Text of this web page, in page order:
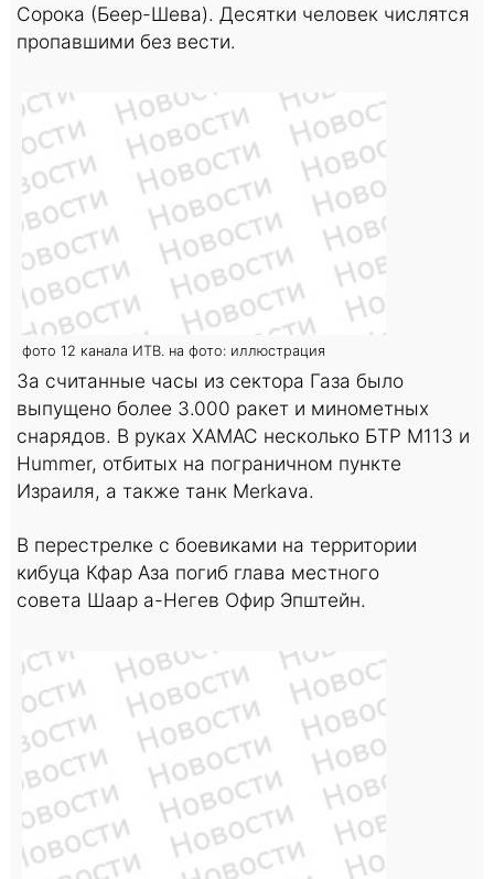
Сорока (Беер-Шева). Десятки человек числятся
пропавшими без вести.
фото 12 канала ИТВ. на фото: иллюстрация
За считанные часы из сектора Газа было
выпущено более 3.000 ракет и минометных
снарядов. В руках ХАМАС несколько БТР М113 и
Hummer, отбитых на пограничном пункте
Израиля, а также танк Merkava.
В перестрелке с боевиками на территории
кибуца Кфар Аза погиб глава местного
совета Шаар а-Негев Офир Эпштейн.